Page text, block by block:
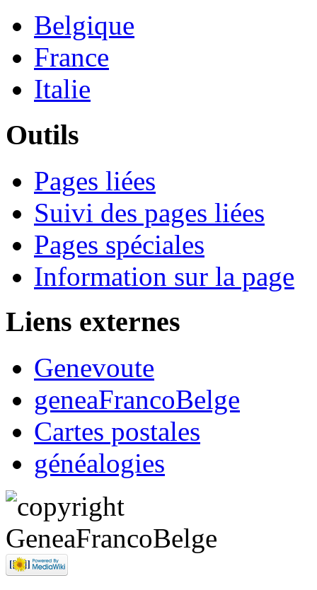
Belgique
France
Italie
Outils
Pages liées
Suivi des pages liées
Pages spéciales
Information sur la page
Liens externes
Genevoute
geneaFrancoBelge
Cartes postales
généalogies